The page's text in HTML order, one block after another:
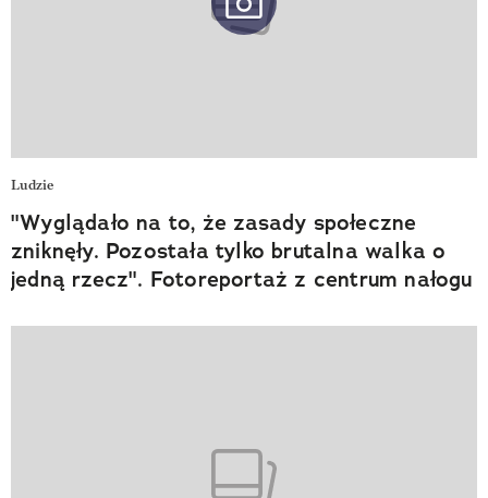
Ludzie
"Wyglądało na to, że zasady społeczne
zniknęły. Pozostała tylko brutalna walka o
jedną rzecz". Fotoreportaż z centrum nałogu